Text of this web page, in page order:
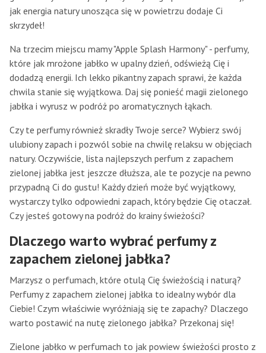
jak energia natury unosząca się w powietrzu dodaje Ci
skrzydeł!
Na trzecim miejscu mamy "Apple Splash Harmony" - perfumy,
które jak mrożone jabłko w upalny dzień, odświeżą Cię i
dodadzą energii. Ich lekko pikantny zapach sprawi, że każda
chwila stanie się wyjątkowa. Daj się ponieść magii zielonego
jabłka i wyrusz w podróż po aromatycznych łąkach.
Czy te perfumy również skradły Twoje serce? Wybierz swój
ulubiony zapach i pozwól sobie na chwilę relaksu w objęciach
natury. Oczywiście, lista najlepszych perfum z zapachem
zielonej jabłka jest jeszcze dłuższa, ale te pozycje na pewno
przypadną Ci do gustu! Każdy dzień może być wyjątkowy,
wystarczy tylko odpowiedni zapach, który będzie Cię otaczał.
Czy jesteś gotowy na podróż do krainy świeżości?
Dlaczego warto wybrać perfumy z
zapachem zielonej jabłka?
Marzysz o perfumach, które otulą Cię świeżością i naturą?
Perfumy z zapachem zielonej jabłka to idealny wybór dla
Ciebie! Czym właściwie wyróżniają się te zapachy? Dlaczego
warto postawić na nutę zielonego jabłka? Przekonaj się!
Zielone jabłko w perfumach to jak powiew świeżości prosto z